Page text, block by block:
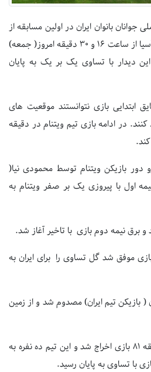
جوانان بانوان ایران در اولین مسابقه از
مرحله دوم مسابقات قهرمانی آسیا از ساعت ۱۶ و ۳۰ دقیقه امروز( جمعه)
دیدار با تساوی یک بر یک به پایان
ابتدایی بازی نتوانستند موقعیت های
در ادامه بازی تیم ویتنام در دقیقه
از رو دور بازیکن ویتنام توسط محمودی نیا(
اول با پیروزی یک بر صفر ویتنام به
برق نیمه دوم بازی با تاخیر آغاز شد.
خدابخشی در دقیقه ۵۳ بازی موفق شد گل تساوی را برای ایران به
شبان ( بازیکن تیم ایران) مصدوم شد و از زمین
بازیکن شماره ۶ ویتنام در دقیقه ۸۱ بازی اخراج شد و این تیم ده نفره به
با تساوی به پایان رسید.